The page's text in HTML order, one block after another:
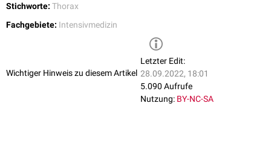
Stichworte: Thorax
Fachgebiete: Intensivmedizin
Wichtiger Hinweis zu diesem Artikel
Letzter Edit:
28.09.2022, 18:01
5.090 Aufrufe
Nutzung: BY-NC-SA